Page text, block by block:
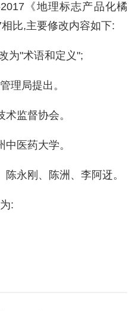
《地理标志产品化橘
比,主要修改内容如下:
为"术语和定义";
理局提出。
监督协会。
医药大学。
永刚、陈洲、李阿迓。
: